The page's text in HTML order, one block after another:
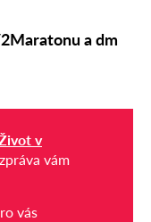
a dm
v
vám
vás